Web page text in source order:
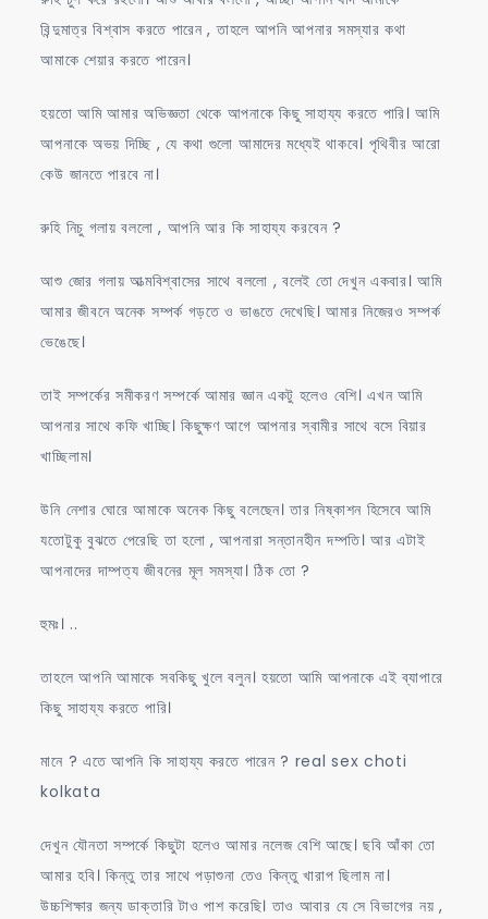
বিন্দুমাত্র বিশ্বাস করতে পারেন , তাহলে আপনি আপনার সমস্যার কথা
আমাকে শেয়ার করতে পারেন।
হয়তো আমি আমার অভিজ্ঞতা থেকে আপনাকে কিছু সাহায্য করতে পারি। আমি
আপনাকে অভয় দিচ্ছি , যে কথা গুলো আমাদের মধ্যেই থাকবে। পৃথিবীর আরো
কেউ জানতে পারবে না।
রুহি নিচু গলায় বললো , আপনি আর কি সাহায্য করবেন ?
আশু জোর গলায় আত্মবিশ্বাসের সাথে বললো , বলেই তো দেখুন একবার। আমি
আমার জীবনে অনেক সম্পর্ক গড়তে ও ভাঙতে দেখেছি। আমার নিজেরও সম্পর্ক
ভেঙেছে।
তাই সম্পর্কের সমীকরণ সম্পর্কে আমার জ্ঞান একটু হলেও বেশি। এখন আমি
আপনার সাথে কফি খাচ্ছি। কিছুক্ষণ আগে আপনার স্বামীর সাথে বসে বিয়ার
খাচ্ছিলাম।
উনি নেশার ঘোরে আমাকে অনেক কিছু বলেছেন। তার নিষ্কাশন হিসেবে আমি
যতোটুকু বুঝতে পেরেছি তা হলো , আপনারা সন্তানহীন দম্পতি। আর এটাই
আপনাদের দাম্পত্য জীবনের মূল সমস্যা। ঠিক তো ?
হুমঃ। ..
তাহলে আপনি আমাকে সবকিছু খুলে বলুন। হয়তো আমি আপনাকে এই ব্যাপারে
কিছু সাহায্য করতে পারি।
মানে ? এতে আপনি কি সাহায্য করতে পারেন ? real sex choti
kolkata
দেখুন যৌনতা সম্পর্কে কিছুটা হলেও আমার নলেজ বেশি আছে। ছবি আঁকা তো
আমার হবি। কিন্তু তার সাথে পড়াশুনা তেও কিন্তু খারাপ ছিলাম না।
উচ্চশিক্ষার জন্য ডাক্তারি টাও পাশ করেছি। তাও আবার যে সে বিভাগের নয় ,